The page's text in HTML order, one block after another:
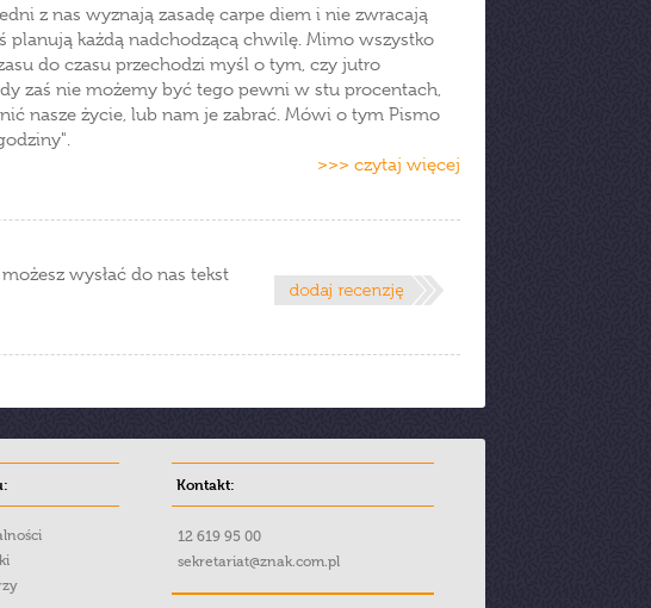
z nas wyznają zasadę carpe diem i nie zwracają
planują każdą nadchodzącą chwilę. Mimo wszystko
do czasu przechodzi myśl o tym, czy jutro
zaś nie możemy być tego pewni w stu procentach,
nasze życie, lub nam je zabrać. Mówi o tym Pismo
>>> czytaj więcej
wysłać do nas tekst
Kontakt:
12 619 95 00
sekretariat@znak.com.pl